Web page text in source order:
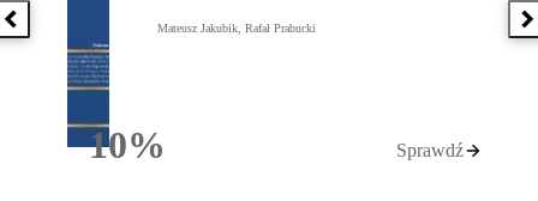
Poprzednia książka
10%Rabatu
Mateusz Jakubik, Rafał Prabucki
Sprawdź